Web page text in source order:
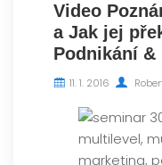
Video
a Jak jej
Podnikání
11. 1. 2016